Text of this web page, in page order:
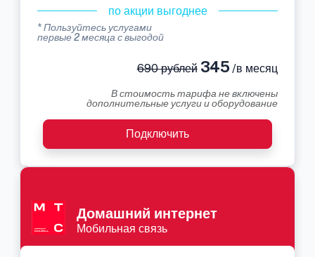
по акции выгоднее
* Пользуйтесь услугами
первые 2 месяца с выгодой
690 рублей345 /в месяц
В стоимость тарифа не включены
дополнительные услуги и оборудование
Подключить
Домашний интернет
Мобильная связь